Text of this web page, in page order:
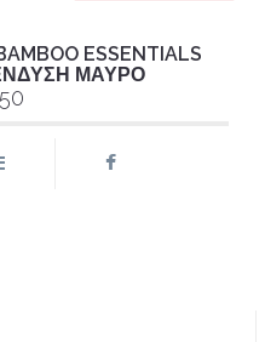
ESSENTIALS
ΜΑΥΡΟ